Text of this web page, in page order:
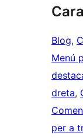
Blog,
Menú
dreta,
per a